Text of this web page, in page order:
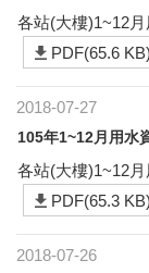
各站(大樓)1~12
PDF(65.6 KB)
2018-07-27
105年1~12月用水
各站(大樓)1~12
PDF(65.3 KB)
2018-07-26